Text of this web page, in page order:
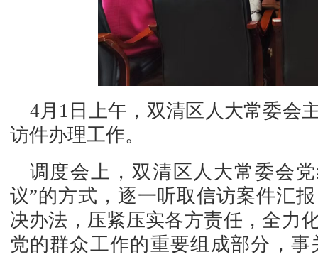
4月1日上午，双清区人大常委会
访件办理工作。
调度会上，双清区人大常委会
议”的方式，逐一听取信访案件汇
决办法，压紧压实各方责任，全力
党的群众工作的重要组成部分，